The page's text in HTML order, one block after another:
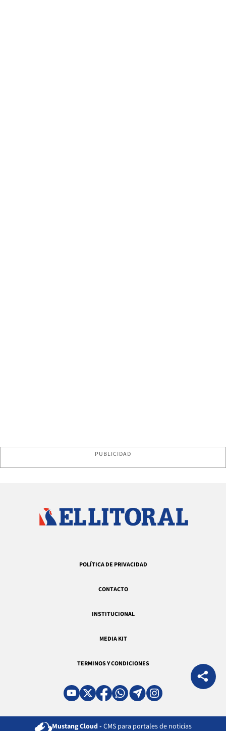
PUBLICIDAD
POLÍTICA DE PRIVACIDAD
CONTACTO
INSTITUCIONAL
MEDIA KIT
TERMINOS Y CONDICIONES
Mustang Cloud - CMS para portales de noticias